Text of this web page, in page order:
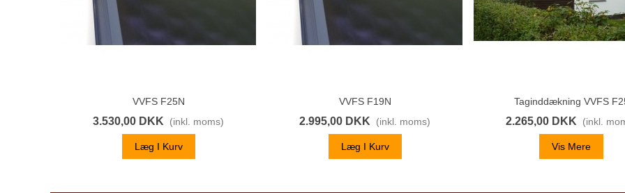
Del
VVFS F25N
3.530,00 DKK (inkl. moms)
Læg I Kurv
Del
VVFS F19N
2.995,00 DKK (inkl. moms)
Læg I Kurv
Del
Taginddækning VVFS
2.265,00 DKK (inkl.
Vis Mere